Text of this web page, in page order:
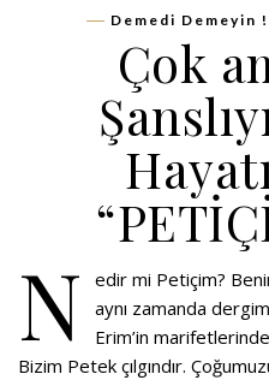
Demedi Demeyin !
Çok
N
edir mi Petiçim?
aynı zamanda
Erim’in
Bizim Petek çılgındır.